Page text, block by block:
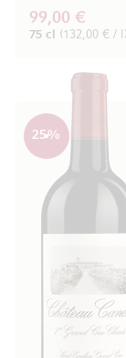
99,00 €
75 cl (132,00 € / l)
25%